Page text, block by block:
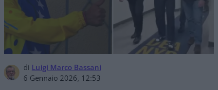
di Luigi Marco Bassani
6 Gennaio 2026, 12:53